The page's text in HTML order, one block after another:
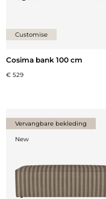
Customise
Cosima bank 100 cm
€ 529
Vervangbare bekleding
New